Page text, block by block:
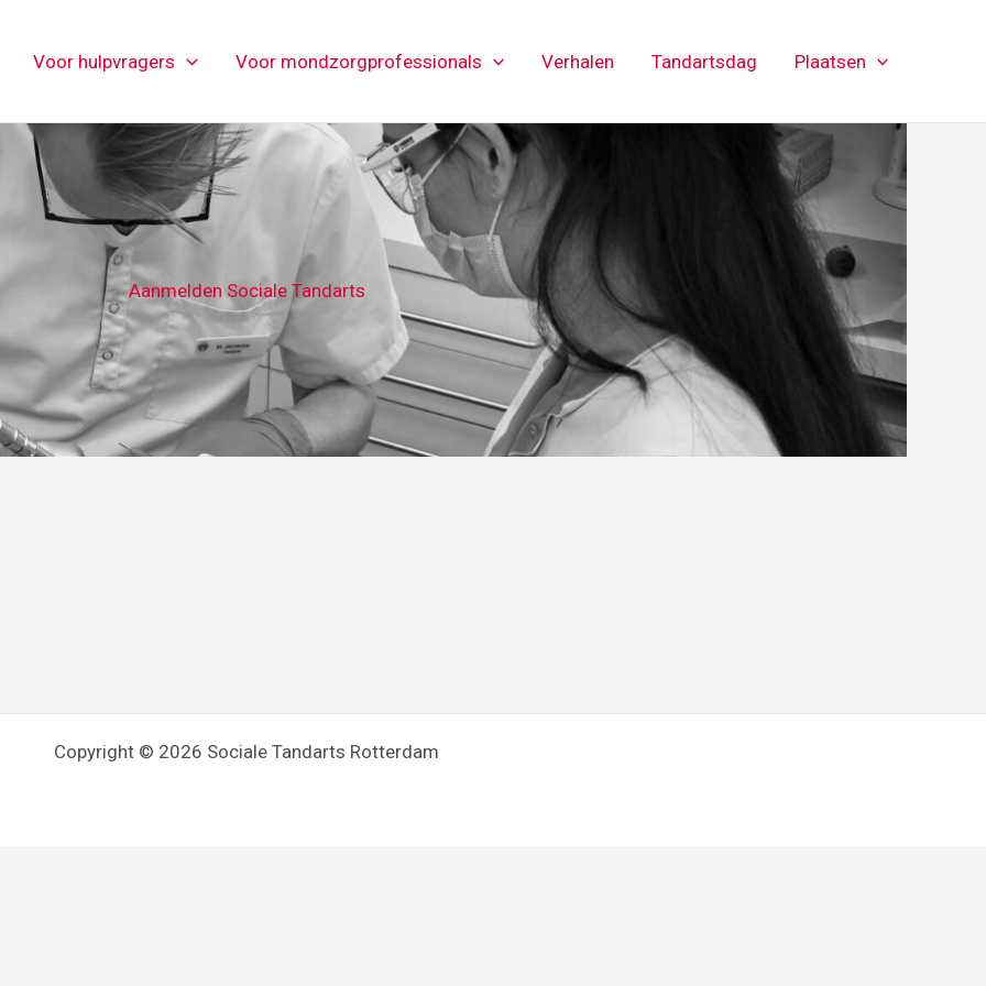
Voor hulpvragers Voor mondzorgprofessionals Verhalen Tandartsdag Plaatsen
Aanmelden Sociale Tandarts
Copyright © 2026 Sociale Tandarts Rotterdam